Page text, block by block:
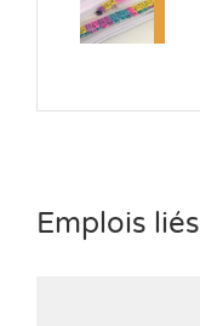
Emplois liés